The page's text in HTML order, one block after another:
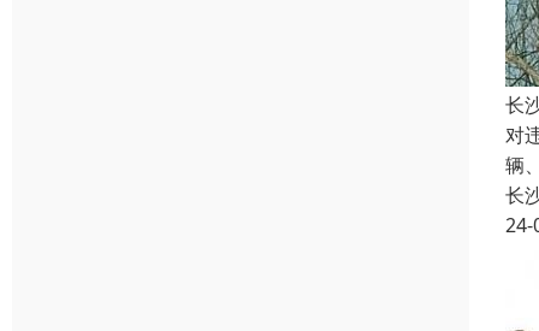
长
对
辆
长
24-